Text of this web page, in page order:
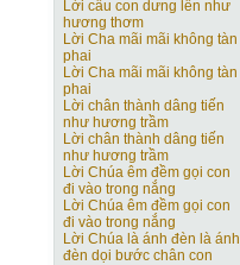
Lời cầu con dưng lên như
hương thơm
Lời Cha mãi mãi không tàn
phai
Lời Cha mãi mãi không tàn
phai
Lời chân thành dâng tiến
như hương trầm
Lời chân thành dâng tiến
như hương trầm
Lời Chúa êm đềm gọi con
đi vào trong nắng
Lời Chúa êm đềm gọi con
đi vào trong nắng
Lời Chúa là ánh đèn là ánh
đèn dọi bước chân con